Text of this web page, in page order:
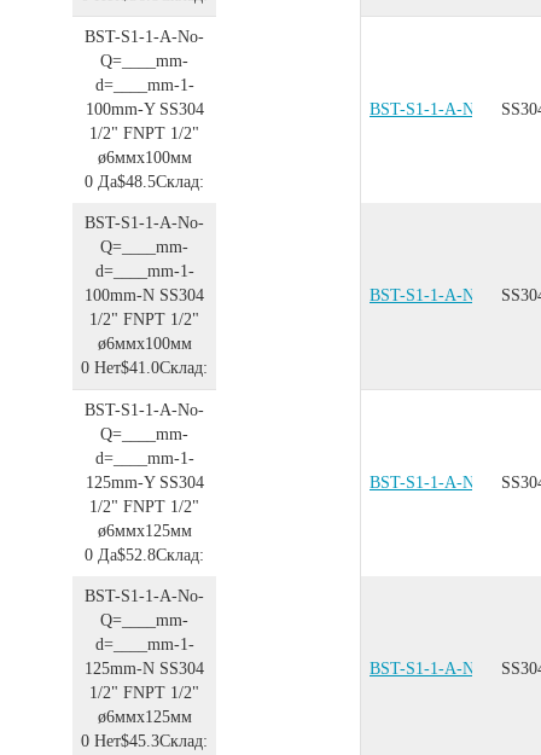
BST-S1-1-A-No-
Q=____mm-
d=____mm-1-
100mm-YSS304
1/2" FNPT 1/2"
ø6ммx100мм
0 Да$48.5Склад:
BST-S1-1-A-No-
BST-S1-1-A-No-
Q=____mm-
d=____mm-1-
100mm-N SS304
1/2" FNPT 1/2"
ø6ммx100мм
0 Нет$41.0Склад:
BST-S1-1-A-No-
BST-S1-1-A-No-
Q=____mm-
d=____mm-1-
125mm-YSS304
1/2" FNPT 1/2"
ø6ммx125мм
0 Да$52.8Склад:
BST-S1-1-A-No-
BST-S1-1-A-No-
Q=____mm-
d=____mm-1-
125mm-N SS304
1/2" FNPT 1/2"
ø6ммx125мм
0 Нет$45.3Склад:
BST-S1-1-A-No-